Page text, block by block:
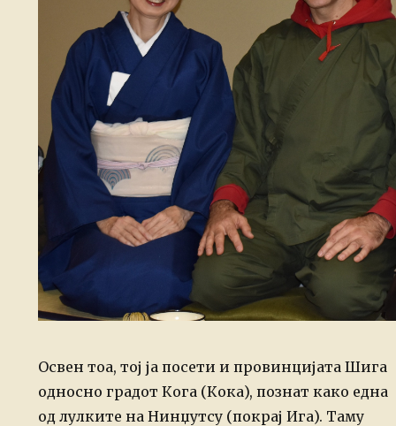
Освен тоа, тој ја посети и провинцијата Шига
односно градот Кога (Кока), познат како една
од лулките на Нинџутсу (покрај Ига). Таму